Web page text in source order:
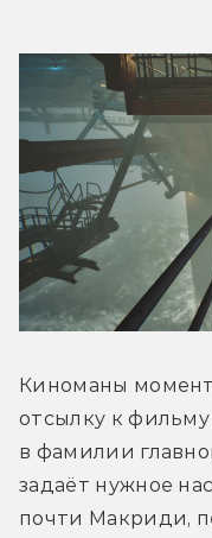
Киноманы
отсылку к фильму
в фамилии
задаёт нужное
почти Макриди,